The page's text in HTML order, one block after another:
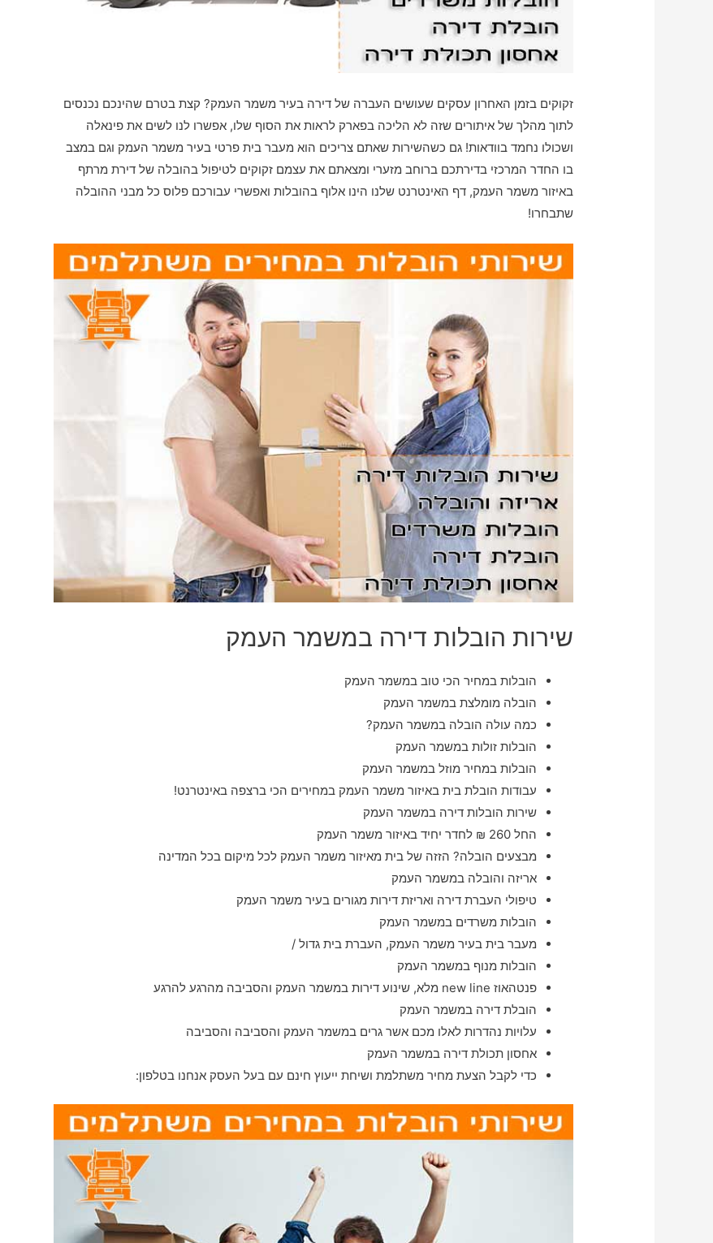
זקוקים בזמן האחרון עסקים שעושים העברה של דירה בעיר משמר העמק? קצת בטרם שהינכם נכנסים
לתוך מהלך של איתורים שזה לא הליכה בפארק לראות את הסוף שלו, אפשרו לנו לשים את פינאלה
ושכולו נחמד בוודאות! גם כשהשירות שאתם צריכים הוא מעבר בית פרטי בעיר משמר העמק וגם במצב
בו החדר המרכזי בדירתכם ברוחב מזערי ומצאתם את עצמם זקוקים לטיפול בהובלה של דירת מרתף
באיזור משמר העמק, דף האינטרנט שלנו הינו אלוף בהובלות ואפשרי עבורכם פלוס כל מבני ההובלה
שתבחרו!
שירות הובלות דירה במשמר העמק
הובלות במחיר הכי טוב במשמר העמק
הובלה מומלצת במשמר העמק
כמה עולה הובלה במשמר העמק?
הובלות זולות במשמר העמק
הובלות במחיר מוזל במשמר העמק
עבודות הובלת בית באיזור משמר העמק במחירים הכי ברצפה באינטרנט!
שירות הובלות דירה במשמר העמק
החל 260 ₪ לחדר יחיד באיזור משמר העמק
מבצעים הובלה? הזזה של בית מאיזור משמר העמק לכל מיקום בכל המדינה
אריזה והובלה במשמר העמק
טיפולי העברת דירה ואריזת דירות מגורים בעיר משמר העמק
הובלות משרדים במשמר העמק
מעבר בית בעיר משמר העמק, העברת בית גדול /
הובלות מנוף במשמר העמק
פנטהאוז new line מלא, שינוע דירות במשמר העמק והסביבה מהרגע להרגע
הובלת דירה במשמר העמק
עלויות נהדרות לאלו מכם אשר גרים במשמר העמק והסביבה והסביבה
אחסון תכולת דירה במשמר העמק
כדי לקבל הצעת מחיר משתלמת ושיחת ייעוץ חינם עם בעל העסק אנחנו בטלפון: